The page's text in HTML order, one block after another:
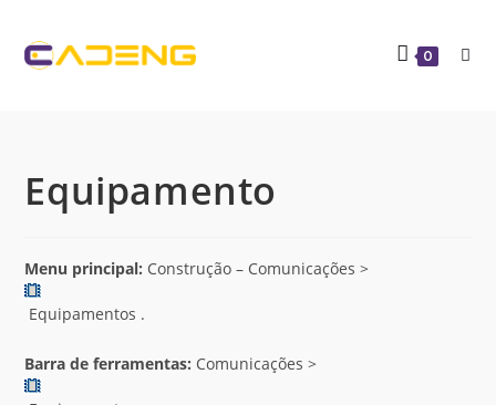
0
Equipamento
Menu principal: Construção – Comunicações >
Equipamentos .
Barra de ferramentas: Comunicações >